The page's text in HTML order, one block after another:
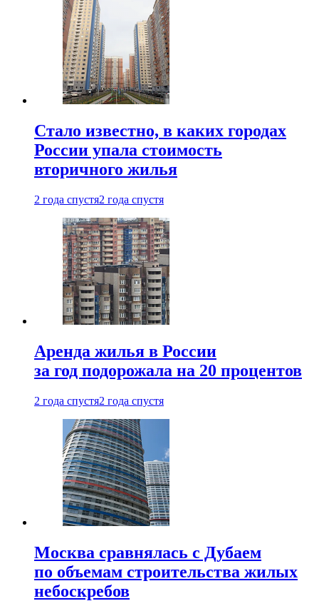
Стало известно, в каких городах
России упала стоимость
вторичного жилья
2 года спустя2 года спустя
Аренда жилья в России
за год подорожала на 20 процентов
2 года спустя2 года спустя
Москва сравнялась с Дубаем
по объемам строительства жилых
небоскребов